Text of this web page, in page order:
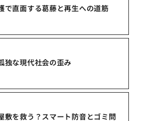
で直面する葛藤と再生への道筋
独な現代社会の歪み
敷を救う？スマート防音とゴミ問